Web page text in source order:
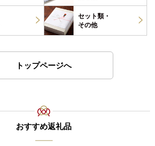
セット類・
その他
トップページへ
おすすめ返礼品